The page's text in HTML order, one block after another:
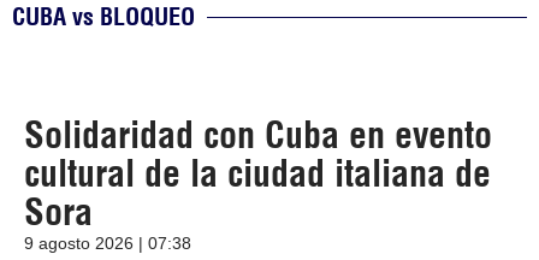
CUBA vs BLOQUEO
Solidaridad con Cuba en evento
cultural de la ciudad italiana de
Sora
9 agosto 2026 | 07:38